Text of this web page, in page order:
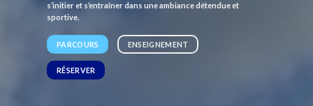
s’initier et s’entraîner dans une ambiance détendue et
sportive.
PARCOURS ENSEIGNEMENT
RÉSERVER